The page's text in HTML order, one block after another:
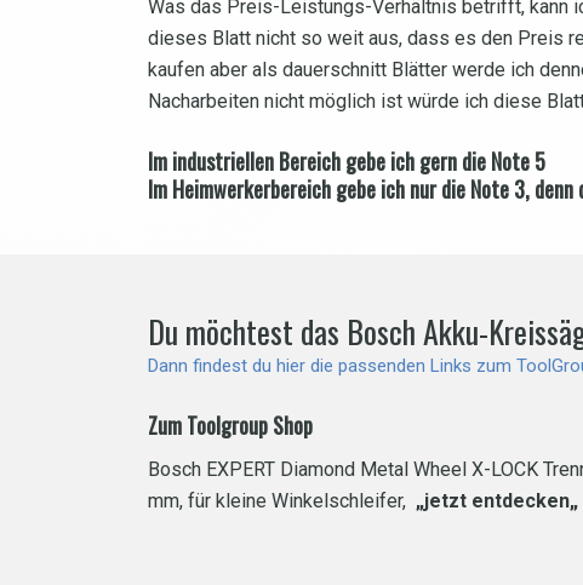
Was das Preis-Leistungs-Verhältnis betrifft, kann
dieses Blatt nicht so weit aus, dass es den Preis
kaufen aber als dauerschnitt Blätter werde ich
Nacharbeiten nicht möglich ist würde ich diese
Im industriellen Bereich gebe ich gern die Note 5
Im Heimwerkerbereich gebe ich nur die Note 3,
Du möchtest das Bosch Akku-
Dann findest du hier die passenden Links zum
Zum Toolgroup Shop
Bosch EXPERT Diamond Metal Wheel X-LOCK
mm, für kleine Winkelschleifer, „jetzt entdecken„